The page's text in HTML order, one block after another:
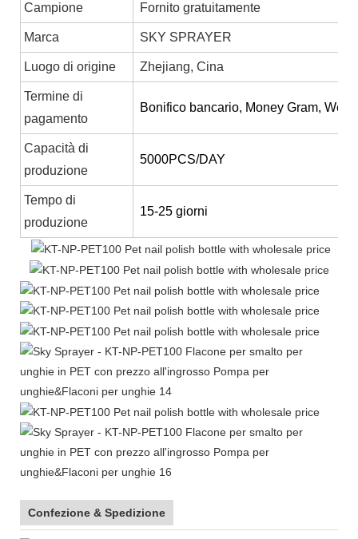
Campione Fornito gratuitamente
Marca SKY SPRAYER
Luogo di origine Zhejiang, Cina
Termine di
pagamento
Bonifico bancario, Money Gram,
Capacità di
produzione
5000PCS/DAY
Tempo di
produzione
15-25 giorni
Confezione & Spedizione